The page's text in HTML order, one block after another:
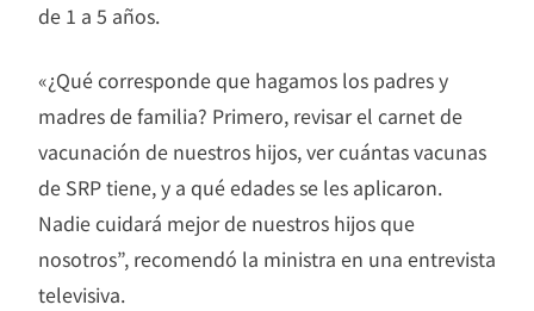
de 1 a 5 años.
«¿Qué corresponde que hagamos los padres y
madres de familia? Primero, revisar el carnet de
vacunación de nuestros hijos, ver cuántas vacunas
de SRP tiene, y a qué edades se les aplicaron.
Nadie cuidará mejor de nuestros hijos que
nosotros”, recomendó la ministra en una entrevista
televisiva.